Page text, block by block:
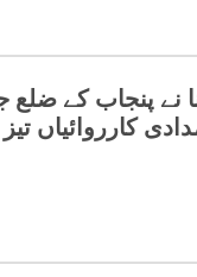
نے پنجاب کے
کارروائیاں